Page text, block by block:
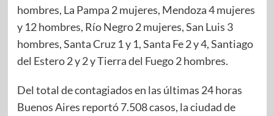
hombres, La Pampa 2 mujeres, Mendoza 4 mujeres
y 12 hombres, Río Negro 2 mujeres, San Luis 3
hombres, Santa Cruz 1 y 1, Santa Fe 2 y 4, Santiago
del Estero 2 y 2 y Tierra del Fuego 2 hombres.
Del total de contagiados en las últimas 24 horas
Buenos Aires reportó 7.508 casos, la ciudad de